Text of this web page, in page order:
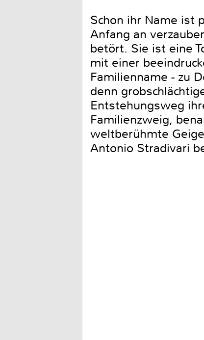
Schon ihr Name ist
Anfang an
betört. Sie ist eine
mit einer
Familienname - zu
denn
Entstehungsweg
Familienzweig,
weltberühmte
Antonio Stradivari